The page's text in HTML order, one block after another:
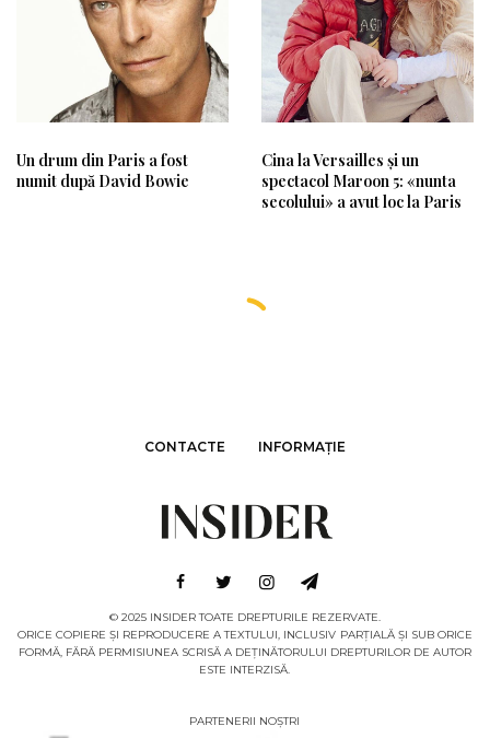
Un drum din Paris a fost
numit după David Bowie
Cina la Versailles și un
spectacol Maroon 5: «nunta
secolului» a avut loc la Paris
CONTACTE INFORMAȚIE
© 2025 INSIDER TOATE DREPTURILE REZERVATE.
ORICE COPIERE ȘI REPRODUCERE A TEXTULUI, INCLUSIV PARȚIALĂ ȘI SUB ORICE
FORMĂ, FĂRĂ PERMISIUNEA SCRISĂ A DEȚINĂTORULUI DREPTURILOR DE AUTOR
ESTE INTERZISĂ.
PARTENERII NOȘTRI